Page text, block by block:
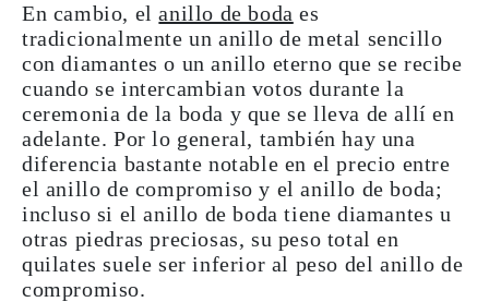
En cambio, elanillo de boda es
tradicionalmente un anillo de metal sencillo
con diamantes o un anillo eterno que se recibe
cuando se intercambian votos durante la
ceremonia de la boda y que se lleva de allí en
adelante. Por lo general, también hay una
diferencia bastante notable en el precio entre
el anillo de compromiso y el anillo de boda;
incluso si el anillo de boda tiene diamantes u
otras piedras preciosas, su peso total en
quilates suele ser inferior al peso del anillo de
compromiso.